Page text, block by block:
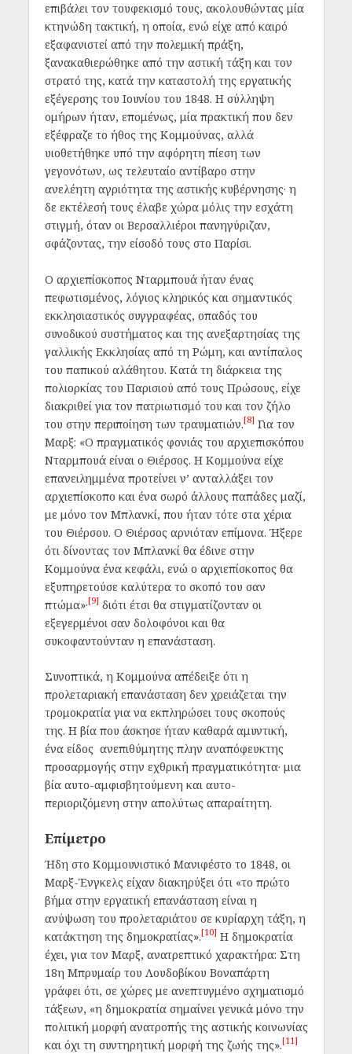
επιβάλει τον τουφεκισμό τους, ακολουθώντας μία
κτηνώδη τακτική, η οποία, ενώ είχε από καιρό
εξαφανιστεί από την πολεμική πράξη,
ξανακαθιερώθηκε από την αστική τάξη και τον
στρατό της, κατά την καταστολή της εργατικής
εξέγερσης του Ιουνίου του 1848. Η σύλληψη
ομήρων ήταν, επομένως, μία πρακτική που δεν
εξέφραζε το ήθος της Κομμούνας, αλλά
υιοθετήθηκε υπό την αφόρητη πίεση των
γεγονότων, ως τελευταίο αντίβαρο στην
ανελέητη αγριότητα της αστικής κυβέρνησης· η
δε εκτέλεσή τους έλαβε χώρα μόλις την εσχάτη
στιγμή, όταν οι Βερσαλλιέροι πανηγύριζαν,
σφάζοντας, την είσοδό τους στο Παρίσι.
Ο αρχιεπίσκοπος Νταρμπουά ήταν ένας
πεφωτισμένος, λόγιος κληρικός και σημαντικός
εκκλησιαστικός συγγραφέας, οπαδός του
συνοδικού συστήματος και της ανεξαρτησίας της
γαλλικής Εκκλησίας από τη Ρώμη, και αντίπαλος
του παπικού αλάθητου. Κατά τη διάρκεια της
πολιορκίας του Παρισιού από τους Πρώσους, είχε
διακριθεί για τον πατριωτισμό του και τον ζήλο
του στην περιποίηση των τραυματιών.[8] Για τον
Μαρξ: «Ο πραγματικός φονιάς του αρχιεπισκόπου
Νταρμπουά είναι ο Θιέρσος. Η Κομμούνα είχε
επανειλημμένα προτείνει ν’ ανταλλάξει τον
αρχιεπίσκοπο και ένα σωρό άλλους παπάδες μαζί,
με μόνο τον Μπλανκί, που ήταν τότε στα χέρια
του Θιέρσου. Ο Θιέρσος αρνιόταν επίμονα. Ήξερε
ότι δίνοντας τον Μπλανκί θα έδινε στην
Κομμούνα ένα κεφάλι, ενώ ο αρχιεπίσκοπος θα
εξυπηρετούσε καλύτερα το σκοπό του σαν
πτώμα»·[9] διότι έτσι θα στιγματίζονταν οι
εξεγερμένοι σαν δολοφόνοι και θα
συκοφαντούνταν η επανάσταση.
Συνοπτικά, η Κομμούνα απέδειξε ότι η
προλεταριακή επανάσταση δεν χρειάζεται την
τρομοκρατία για να εκπληρώσει τους σκοπούς
της. Η βία που άσκησε ήταν καθαρά αμυντική,
ένα είδος ανεπιθύμητης πλην αναπόφευκτης
προσαρμογής στην εχθρική πραγματικότητα· μια
βία αυτο-αμφισβητούμενη και αυτο-
περιοριζόμενη στην απολύτως απαραίτητη.
Επίμετρο
Ήδη στο Κομμουνιστικό Μανιφέστο το 1848, οι
Μαρξ-Ένγκελς είχαν διακηρύξει ότι «το πρώτο
βήμα στην εργατική επανάσταση είναι η
ανύψωση του προλεταριάτου σε κυρίαρχη τάξη, η
κατάκτηση της δημοκρατίας».[10] Η δημοκρατία
έχει, για τον Μαρξ, ανατρεπτικό χαρακτήρα: Στη
18η Μπρυμαίρ του Λουδοβίκου Βοναπάρτη
γράφει ότι, σε χώρες με ανεπτυγμένο σχηματισμό
τάξεων, «η δημοκρατία σημαίνει γενικά μόνο την
πολιτική μορφή ανατροπής της αστικής κοινωνίας
και όχι τη συντηρητική μορφή της ζωής της».[11]